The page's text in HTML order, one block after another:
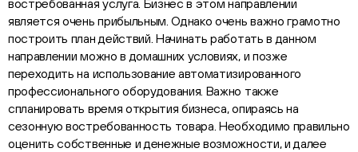
востребованная услуга. Бизнес в этом направлении
является очень прибыльным. Однако очень важно грамотно
построить план действий. Начинать работать в данном
направлении можно в домашних условиях, и позже
переходить на использование автоматизированного
профессионального оборудования. Важно также
спланировать время открытия бизнеса, опираясь на
сезонную востребованность товара. Необходимо правильно
оценить собственные и денежные возможности, и далее